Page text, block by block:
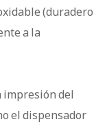
(duradero
a la
impresión del
el dispensador